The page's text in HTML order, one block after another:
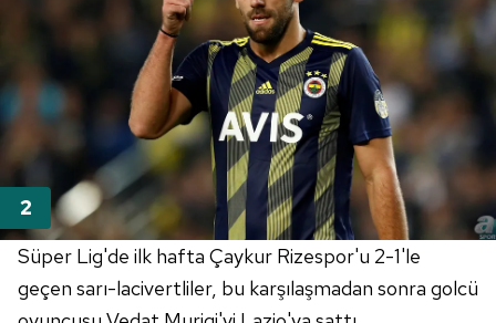
Süper Lig'de ilk hafta Çaykur Rizespor'u 2-1'le
geçen sarı-lacivertliler, bu karşılaşmadan sonra golcü